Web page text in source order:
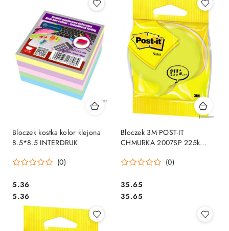
Bloczek kostka kolor klejona
8.5*8.5 INTERDRUK
(0)
Cena:
5.36
Cena:
5.36
Bloczek 3M POST-IT
CHMURKA 2007SP 225k
(0)
Cena:
35.65
Cena:
35.65